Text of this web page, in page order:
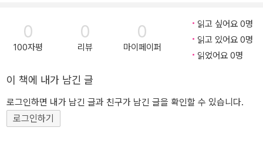
〈유무(有無)〉는 1934년 2월 《신가정》에 발표된 강경애의 단편소설
나는 그러한 일이 이 현실에 실재해 있는지? 없는지? 그가 묻던 말에
아직까지도 그 대답을 생각지 못하였습니다.
하여 ‘왜 그러냐?’고 반문을 하고 싶었으나 그가 보통 사람 같지 않아
어쩌다 저렇게 말을 내놓은 것이니 내 물음에 그만 그 말끝이 들어가
고 말까 하여 나는 잠잠히 듣고 있을 뿐이었습니다. ─ 본문 중에서
저머이를 보통 부인네들과 같이 알면 이런 말도 하지 않겠수마는 아
저머이는 글을 쓴다는 말을 들었으니…… 그 글은 지금까지 어떤 글을
써왔는지 내가 모르나…….” ─ 본문 중에서
0
100자평
0
리뷰
0
마이페이퍼
읽고 싶어요 0명
읽고 있어요 0명
읽었어요 0명
이 책에 내가 남긴 글
로그인하면 내가 남긴 글과 친구가 남긴 글을 확인할 수 있습니다.
로그인하기